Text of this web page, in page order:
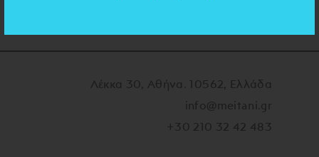
Λέκκα 30, Αθήνα. 10562, Ελλάδα
info@meitani.gr
+30 210 32 42 483